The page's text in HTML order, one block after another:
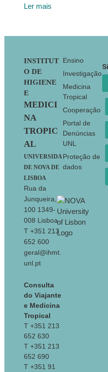
Ler mais
Footer
INSTITUT
O DE
HIGIENE
E
MEDICI
NA
TROPIC
AL
UNIVERSIDA
DE NOVA DE
LISBOA
Rua da
Junqueira,
100 1349-
008 Lisboa
T +351 213
652 600
geral@ihmt.
unl.pt
Consulta
do Viajante
e Medicina
Tropical
T +351 213
652 630
T +351 213
652 690
T +351 91
Ensino
Investigação
Medicina
Tropical
Cooperação
Portal de
Denúncias
UNL
Proteção de
dados